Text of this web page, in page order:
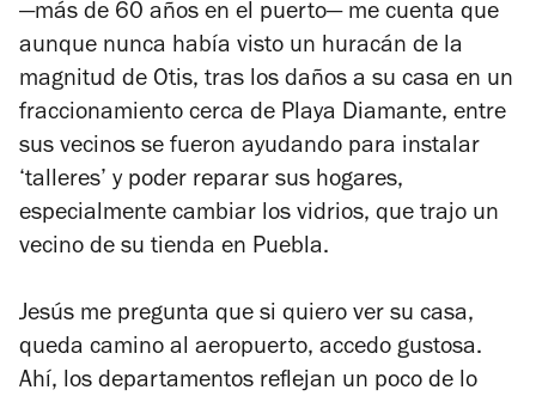
—más de 60 años en el puerto— me cuenta que
aunque nunca había visto un huracán de la
magnitud de Otis, tras los daños a su casa en un
fraccionamiento cerca de Playa Diamante, entre
sus vecinos se fueron ayudando para instalar
‘talleres’ y poder reparar sus hogares,
especialmente cambiar los vidrios, que trajo un
vecino de su tienda en Puebla.
Jesús me pregunta que si quiero ver su casa,
queda camino al aeropuerto, accedo gustosa.
Ahí, los departamentos reflejan un poco de lo